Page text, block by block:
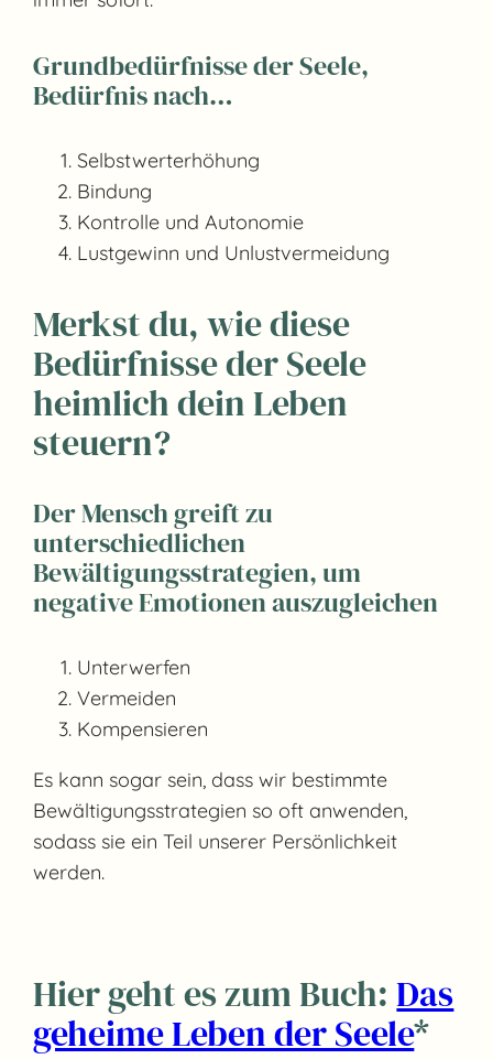
Grundbedürfnisse der Seele,
Bedürfnis nach…
Selbstwerterhöhung
Bindung
Kontrolle und Autonomie
Lustgewinn und Unlustvermeidung
Merkst du, wie diese
Bedürfnisse der Seele
heimlich dein Leben
steuern?
Der Mensch greift zu
unterschiedlichen
Bewältigungsstrategien, um
negative Emotionen auszugleichen
Unterwerfen
Vermeiden
Kompensieren
Es kann sogar sein, dass wir bestimmte
Bewältigungsstrategien so oft anwenden,
sodass sie ein Teil unserer Persönlichkeit
werden.
Hier geht es zum Buch:Das
geheime Leben der Seele*